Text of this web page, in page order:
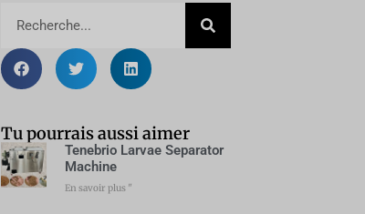
Tu pourrais aussi aimer
Tenebrio Larvae Separator
Machine
En savoir plus "